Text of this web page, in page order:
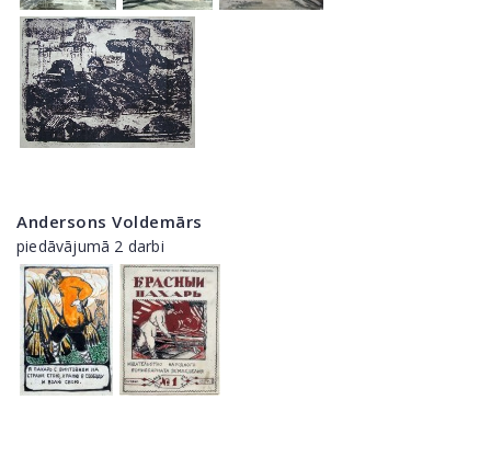
Andersons Voldemārs
piedāvājumā 2 darbi